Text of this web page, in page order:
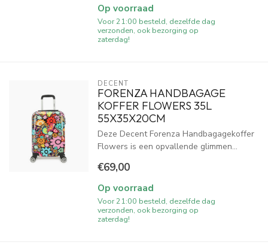
Op voorraad
Voor 21:00 besteld, dezelfde dag
verzonden, ook bezorging op
zaterdag!
DECENT
FORENZA HANDBAGAGE
KOFFER FLOWERS 35L
55X35X20CM
Deze Decent Forenza Handbagagekoffer
Flowers is een opvallende glimmen...
€69,00
Op voorraad
Voor 21:00 besteld, dezelfde dag
verzonden, ook bezorging op
zaterdag!